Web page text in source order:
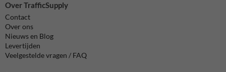
Over TrafficSupply
Contact
Over ons
Nieuws en Blog
Levertijden
Veelgestelde vragen / FAQ